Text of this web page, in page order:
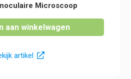
Microscoop
aan winkelwagen
artikel